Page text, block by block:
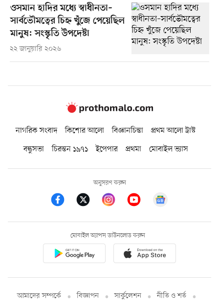
ওসমান হাদির মধ্যে স্বাধীনতা–
সার্বভৌমত্বের চিহ্ন খুঁজে পেয়েছিল
মানুষ: সংস্কৃতি উপদেষ্টা
২২ জানুয়ারি ২০২৬
নাগরিক সংবাদ কিশোর আলো বিজ্ঞানচিন্তা
প্রথম আলো ট্রাস্ট
বন্ধুসভা
চিরন্তন ১৯৭১ ইপেপার প্রথমা মোবাইল ভ্যাস
অনুসরণ করুন
মোবাইল অ্যাপস ডাউনলোড করুন
আমাদের সম্পর্কে বিজ্ঞাপন সার্কুলেশন নীতি ও শর্ত